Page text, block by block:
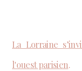
La Lorraine
l'ouest parisien.